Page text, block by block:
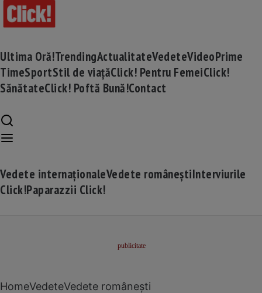
Ultima Oră!TrendingActualitateVedeteVideoPrime
TimeSportStil de viațăClick! Pentru FemeiClick!
SănătateClick! Poftă Bună!Contact
Vedete internaționaleVedete româneștiInterviurile
Click!Paparazzii Click!
HomeVedeteVedete românești